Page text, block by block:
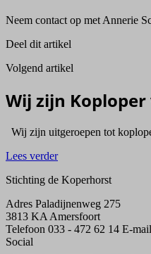
Neem contact op met Annerie
Deel dit artikel
Volgend artikel
Wij zijn
Wij zijn uitgeroepen tot
Lees verder
Stichting de Koperhorst
Adres Paladijnenweg 275
3813 KA Amersfoort
Telefoon 033 - 472 62 14 E-mail
Social